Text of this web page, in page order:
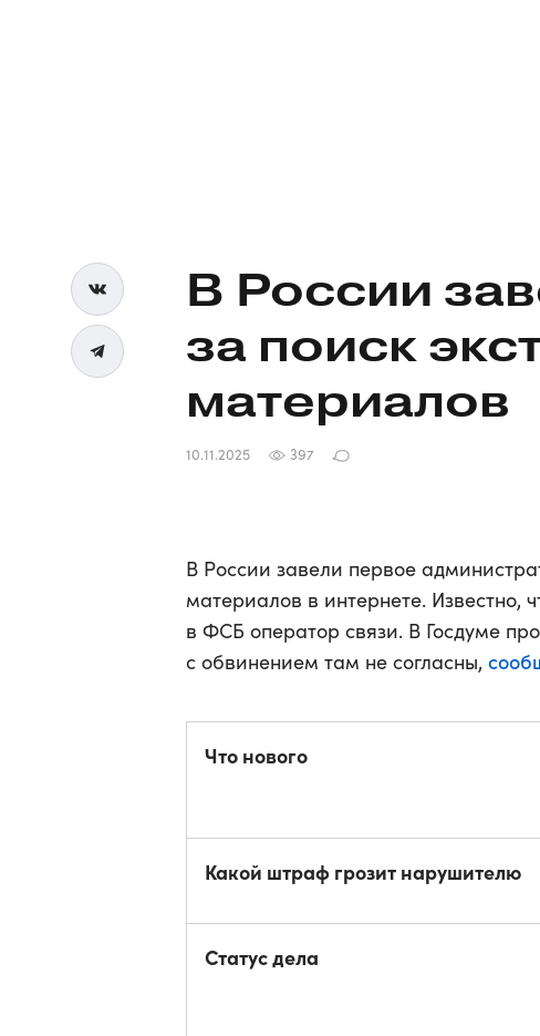
В России
за поиск
материалов
10.11.2025 397
В России завели первое
материалов в интернете.
в ФСБ оператор связи. В Госдуме
с обвинением там не согласны,
Что нового
Какой штраф грозит нарушителю
Статус дела